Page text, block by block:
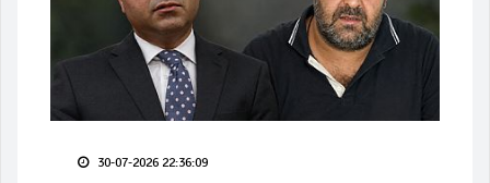
30-07-2026 22:36:09